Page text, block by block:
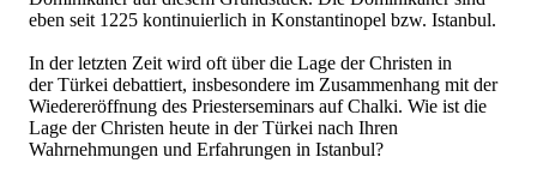
eben seit 1225 kontinuierlich in Konstantinopel bzw. Istanbul.
In der letzten Zeit wird oft über die Lage der Christen in
der Türkei debattiert, insbesondere im Zusammenhang mit der
Wiedereröffnung des Priesterseminars auf Chalki. Wie ist die
Lage der Christen heute in der Türkei nach Ihren
Wahrnehmungen und Erfahrungen in Istanbul?